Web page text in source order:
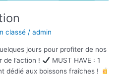
classé /admin
jours pour profiter de nos
l’action !
MUST HAVE : 1
dédié aux boissons fraîches !